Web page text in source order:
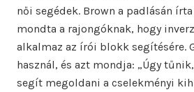
női segédek. Brown a padlásán
mondta a rajongóknak, hogy
alkalmaz az írói blokk segítésére.
használ, és azt mondja: „Úgy
segít megoldani a cselekményi